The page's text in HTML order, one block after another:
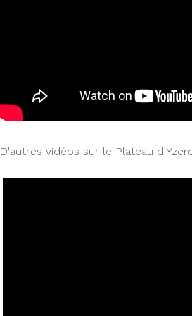
D'autres vidéos sur le Plateau